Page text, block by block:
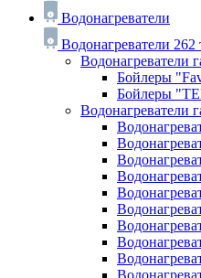
Водонагреватели
Водонагреватели 262
Водонагреватели
Бойлеры
Бойлеры
Водонагреватели